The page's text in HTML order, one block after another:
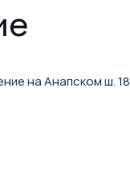
на Анапском ш. 18